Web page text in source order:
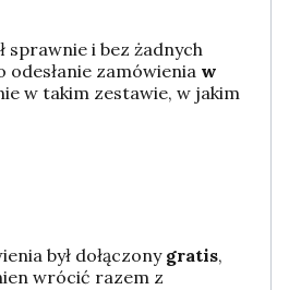
sprawnie i bez żadnych
zamówienia w
w takim zestawie, w jakim
był dołączony gratis,
wrócić razem z